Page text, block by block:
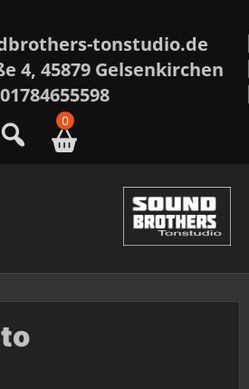
tonstudio.de
4, 45879 Gelsenkirchen
01784655598
0